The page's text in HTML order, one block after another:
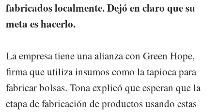
fabricados localmente. Dejó en claro que su
meta es hacerlo.
La empresa tiene una alianza con Green Hope,
firma que utiliza insumos como la tapioca para
fabricar bolsas. Tona explicó que esperan que la
etapa de fabricación de productos usando estas